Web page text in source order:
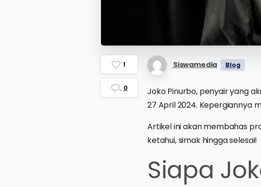
1
0
Siswamedia Blog
Joko Pinurbo, penyair yang
27 April 2024. Kepergiannya
Artikel ini akan membahas
ketahui, simak hingga selesai!
Siapa